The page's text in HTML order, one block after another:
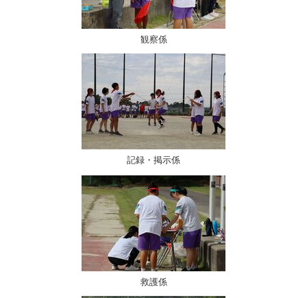
観察係
記録・掲示係
救護係